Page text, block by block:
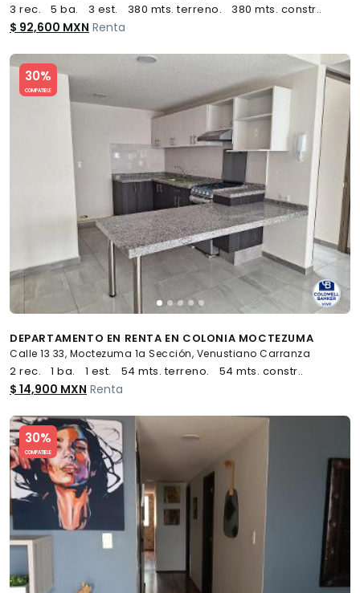
3 rec. 5 ba. 3 est. 380 mts. terreno. 380 mts. constr..
$ 92,600 MXN Renta
30%
COMPATIBLE
Slide 1 of 5
DEPARTAMENTO EN RENTA EN COLONIA MOCTEZUMA
Calle 13 33, Moctezuma 1a Sección, Venustiano Carranza
2 rec. 1 ba. 1 est. 54 mts. terreno. 54 mts. constr..
$ 14,900 MXN Renta
30%
COMPATIBLE
Slide 1 of 5